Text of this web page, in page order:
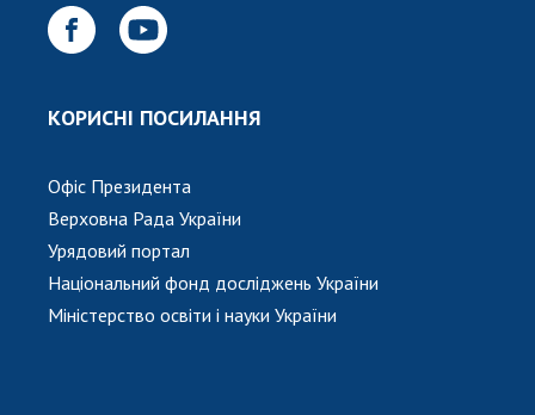
КОРИСНІ ПОСИЛАННЯ
Офіс Президента
Верховна Рада України
Урядовий портал
Національний фонд досліджень України
Міністерство освіти і науки України